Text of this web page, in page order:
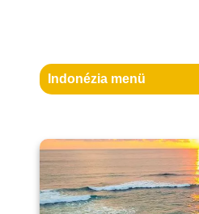
Dominikai Köztársaság
Egyiptom
Észtország
Indonézia menü